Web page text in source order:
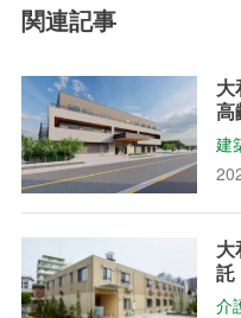
関連記事
高
建
介